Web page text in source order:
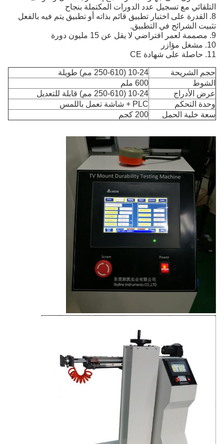
التلقائي مع تسجيل عدد الدورات المكتملة بنجاح
8. القدرة على اختبار تطبيق قائم بذاته أو تطبيق يتم فيه بالفعل
تثبيت الشرائح في التطبيق.
9. مصممة لعمر افتراضي لا يقل عن 15 مليون دورة
10. مشغل مؤازر
11. حاصلة على شهادة CE
حجم الشريحة
10-24 (250-610 مم) طويلة
الشوط
600 ملم
عرض الأدراج
10-24 (250-610 مم) قابلة للتعديل
وحدة التحكم
PLC + شاشة تعمل باللمس
سعة خلية الحمل
200 كجم